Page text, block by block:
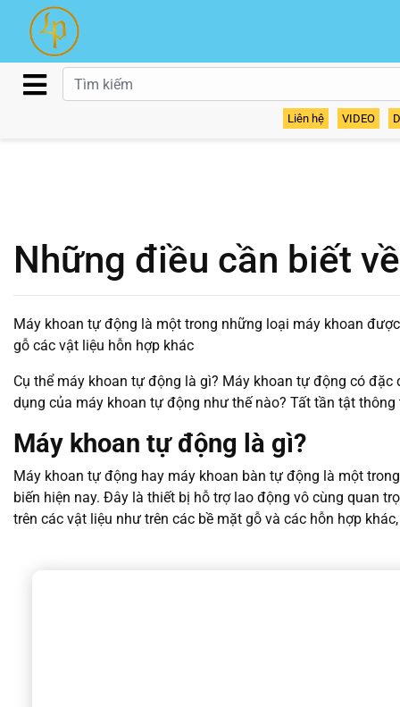
Liên hệ VIDEO
Những điều cần biết
Máy khoan tự động là một trong những loại máy khoan
gỗ các vật liệu hỗn hợp khác
Cụ thể máy khoan tự động là gì? Máy khoan tự động có
dụng của máy khoan tự động như thế nào? Tất tần tật
Máy khoan tự động là gì?
Máy khoan tự động hay máy khoan bàn tự động là một
biến hiện nay. Đây là thiết bị hỗ trợ lao động vô cùng quan
trên các vật liệu như trên các bề mặt gỗ và các hỗn hợp